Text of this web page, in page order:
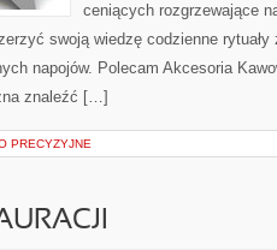
ceniących rozgrzewające
swoją wiedzę codzienne rytuały
napojów. Polecam Akcesoria
znaleźć […]
PRECYZYJNE